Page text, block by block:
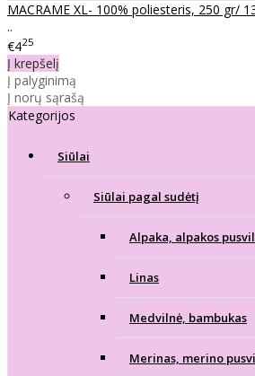
MACRAME XL- 100% poliesteris, 250 gr/
..
€425
Į krepšelį
Į palyginimą
Į norų sąrašą
Kategorijos
Siūlai
Siūlai pagal sudėtį
Alpaka, alpakos
Linas
Medvilnė, bambukas
Merinas, merino